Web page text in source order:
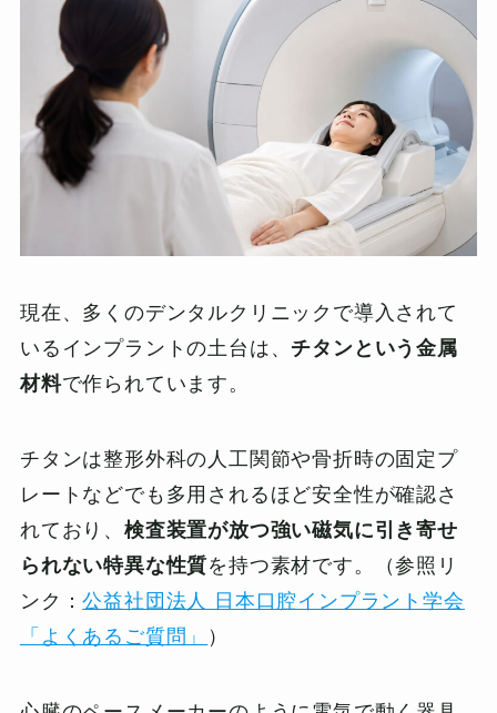
現在、多くのデンタルクリニックで導入されて
いるインプラントの土台は、 チタンという金属
材料で作られています。
チタンは整形外科の人工関節や骨折時の固定プ
レートなどでも多用されるほど安全性が確認さ
れており、 検査装置が放つ強い磁気に引き寄せ
られない特異な性質を持つ素材です。（参照リ
ンク：公益社団法人 日本口腔インプラント学会
「よくあるご質問」
）